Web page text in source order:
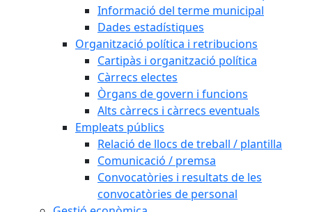
Informació del terme municipal
Dades estadístiques
Organització política i retribucions
Cartipàs i organització política
Càrrecs electes
Òrgans de govern i funcions
Alts càrrecs i càrrecs eventuals
Empleats públics
Relació de llocs de treball / plantilla
Comunicació / premsa
Convocatòries i resultats de les
convocatòries de personal